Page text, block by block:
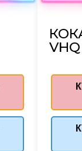
VHQ